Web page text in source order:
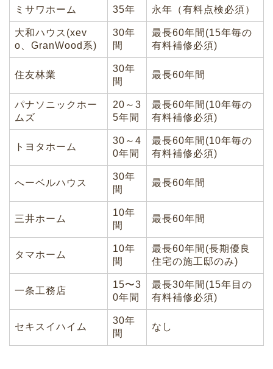
ミサワホーム 35年 永年（有料点検必須）
大和ハウス(xev
o、GranWood系)
30年
間
最長60年間(15年毎の
有料補修必須)
住友林業
30年
間
最長60年間
パナソニックホー
ムズ
20～3
5年間
最長60年間(10年毎の
有料補修必須)
トヨタホーム
30～4
0年間
最長60年間(10年毎の
有料補修必須)
へーベルハウス
30年
間
最長60年間
三井ホーム
10年
間
最長60年間
タマホーム
10年
間
最長60年間(長期優良
住宅の施工邸のみ)
一条工務店
15〜3
0年間
最長30年間(15年目の
有料補修必須)
セキスイハイム
30年
間
なし